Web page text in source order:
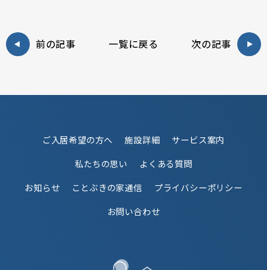
前の記事 一覧に戻る 次の記事
ご入居希望の方へ 施設詳細
サービス案内
私たちの思い
よくある質問
お知らせ
ことぶきの家通信
プライバシーポリシー
お問い合わせ